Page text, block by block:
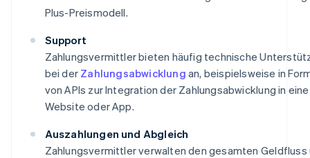
Plus-Preismodell.
Support
Zahlungsvermittler bieten häufig technische
bei der Zahlungsabwicklung an, beispielsweise in
von APIs zur Integration der Zahlungsabwicklung in eine
Website oder App.
Auszahlungen und Abgleich
Zahlungsvermittler verwalten den gesamten Geldfluss